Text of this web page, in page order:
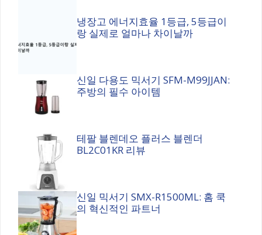
냉장고 에너지효율 1등급, 5등급이
랑 실제로 얼마나 차이날까
신일 다용도 믹서기 SFM-M99JJAN:
주방의 필수 아이템
테팔 블렌데오 플러스 블렌더
BL2C01KR 리뷰
신일 믹서기 SMX-R1500ML: 홈 쿡
의 혁신적인 파트너